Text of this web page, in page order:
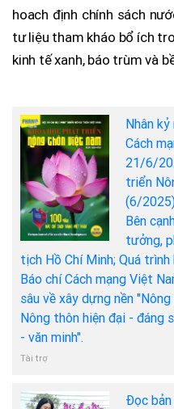
hoach định chính sách
tư liệu tham kháo bổ ích
kinh tế xanh, báo
Nhân
Cách
21/6/
triển
(6/
Bên
tưởng,
tịch Hồ Chí Minh; Quá
Báo chí Cách mạng Việt
sâu về xây dựng nền
Nông thôn hiện đại - đáng
- văn minh".
Tài trợ
Đọc